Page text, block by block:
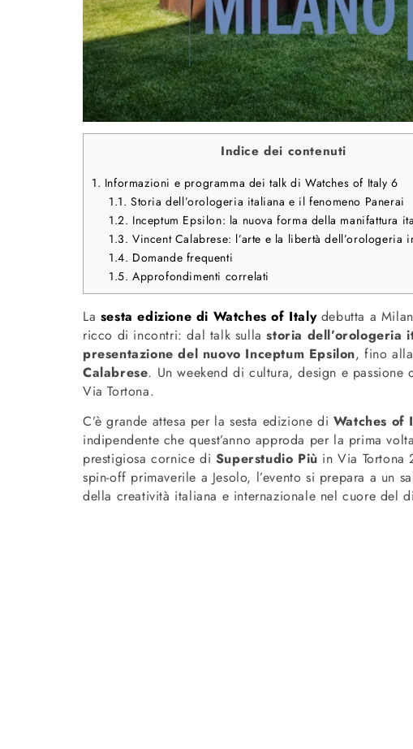
Indice dei contenuti
1. Informazioni e programma dei talk di Watches of Italy 6
1.1. Storia dell’orologeria italiana e il fenomeno Panerai
1.2. Inceptum Epsilon: la nuova forma della manifattura
1.3. Vincent Calabrese: l’arte e la libertà dell’orologeria
1.4. Domande frequenti
1.5. Approfondimenti correlati
La sesta edizione di Watches of Italydebutta a
ricco di incontri: dal talk sullastoria dell’orologeria
presentazione del nuovo Inceptum Epsilon, fino
Calabrese. Un weekend di cultura, design e
Via Tortona.
C’è grande attesa per la sesta edizione di Watches of
indipendente che quest’anno approda per la prima
prestigiosa cornice di Superstudio Più in Via Tortona
spin-off primaverile a Jesolo, l’evento si prepara a un
della creatività italiana e internazionale nel cuore del